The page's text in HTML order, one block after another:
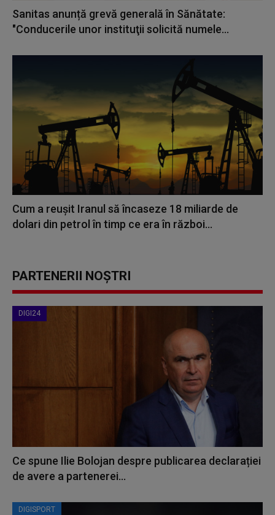
Sanitas anunță grevă generală în Sănătate:
"Conducerile unor instituţii solicită numele...
Cum a reuşit Iranul să încaseze 18 miliarde de
dolari din petrol în timp ce era în război...
PARTENERII NOȘTRI
DIGI24
Ce spune Ilie Bolojan despre publicarea declarației
de avere a partenerei...
DIGISPORT